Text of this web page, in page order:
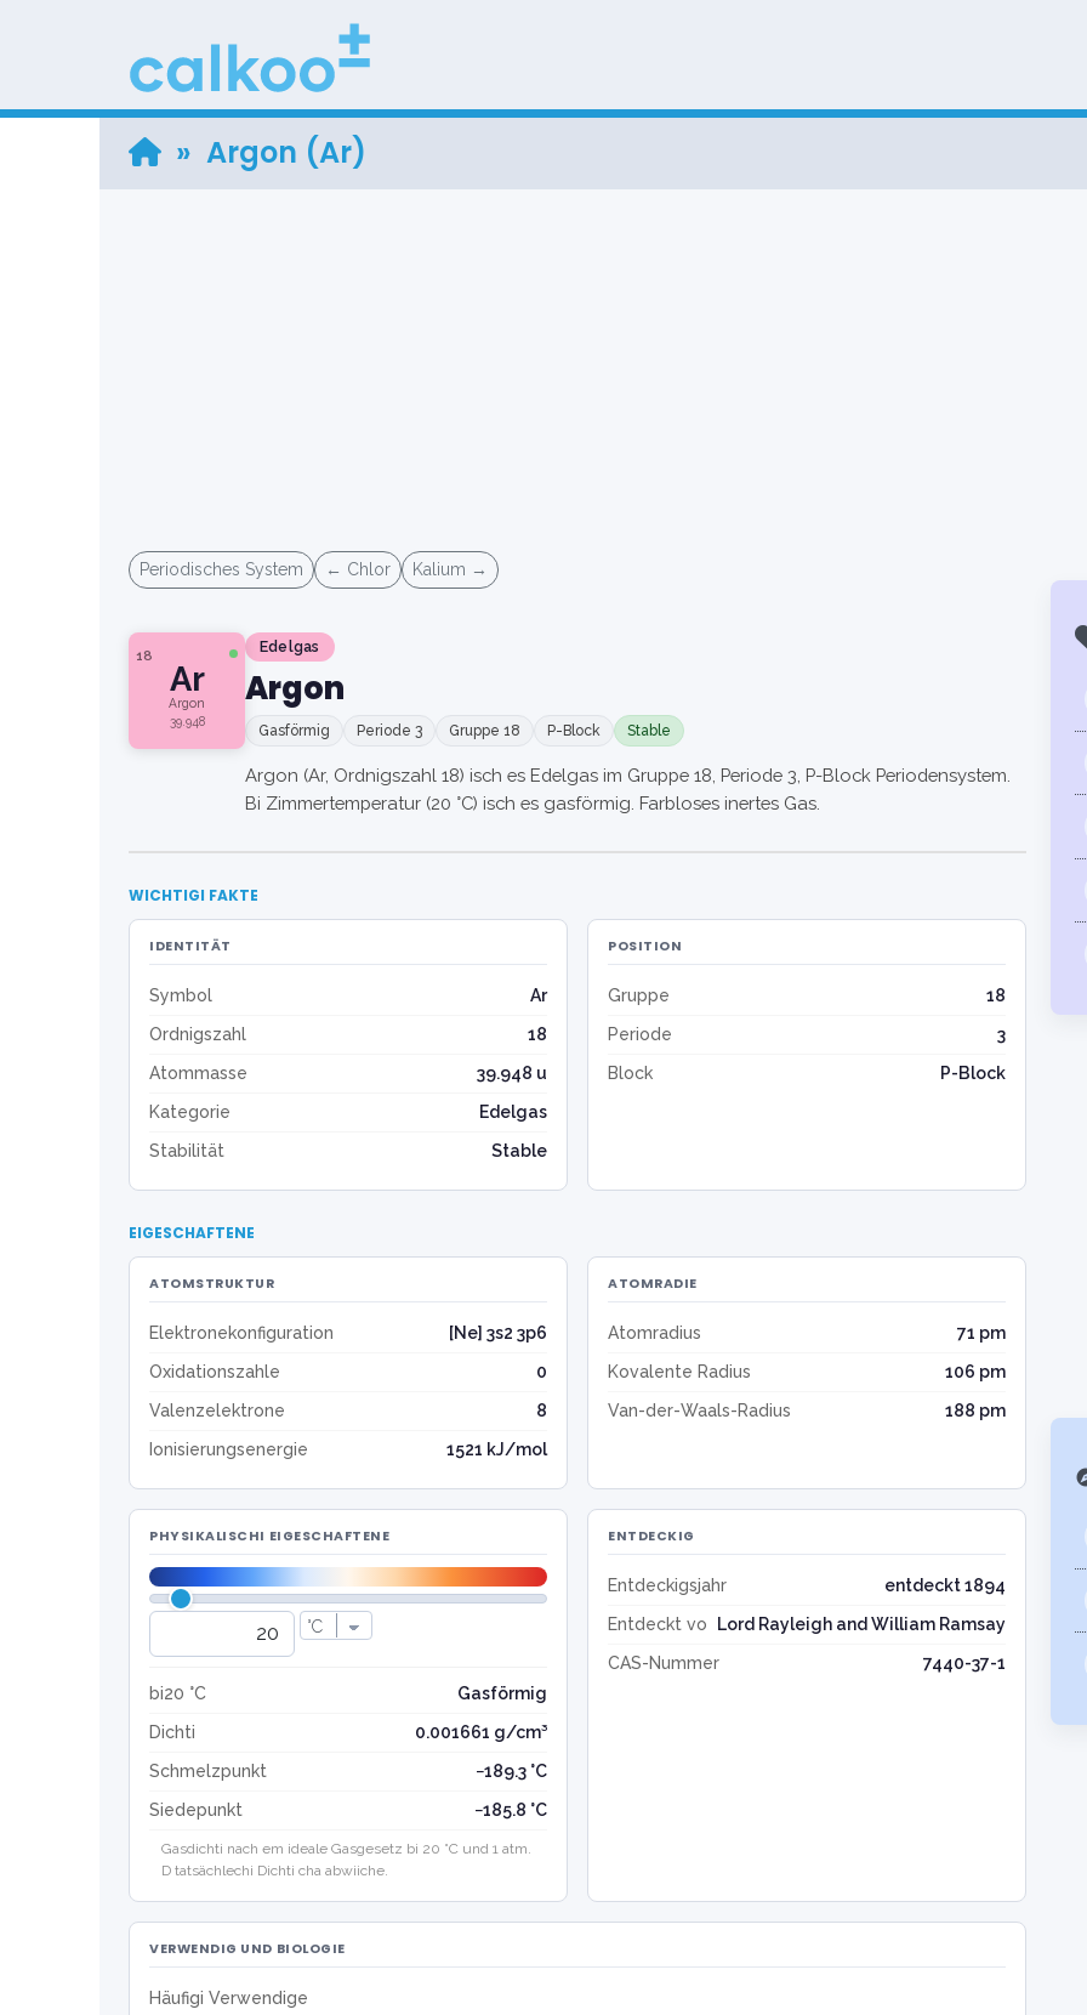
» Argon (Ar)
Periodisches System ← Chlor Kalium →
18
Ar
Argon
39.948
Edelgas
Argon
Gasförmig Periode 3 Gruppe 18 P-Block Stable
Argon (Ar, Ordnigszahl 18) isch es Edelgas im Gruppe 18, Periode 3, P-Block Periodensystem.
Bi Zimmertemperatur (20 °C) isch es gasförmig. Farbloses inertes Gas.
WICHTIGI FAKTE
IDENTITÄT
Symbol
Ar
Ordnigszahl
18
Atommasse
39.948 u
Kategorie
Edelgas
Stabilität
Stable
POSITION
Gruppe
18
Periode
3
Block
P-Block
EIGESCHAFTENE
ATOMSTRUKTUR
Elektronekonfiguration
[Ne] 3s2 3p6
Oxidationszahle
0
Valenzelektrone
8
Ionisierungsenergie
1521 kJ/mol
ATOMRADIE
Atomradius
71 pm
Kovalente Radius
106 pm
Van-der-Waals-Radius
188 pm
PHYSIKALISCHI EIGESCHAFTENE
bi20 °C
Gasförmig
Dichti
0.001661 g/cm³
Schmelzpunkt
−189.3 °C
Siedepunkt
−185.8 °C
Gasdichti nach em ideale Gasgesetz bi 20 °C und 1 atm.
D tatsächlechi Dichti cha abwiiche.
ENTDECKIG
Entdeckigsjahr
entdeckt 1894
Entdeckt vo
Lord Rayleigh and William Ramsay
CAS-Nummer
7440-37-1
VERWENDIG UND BIOLOGIE
Häufigi Verwendige